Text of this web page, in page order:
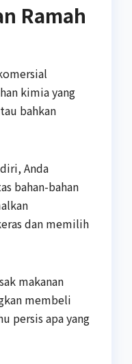
Ramah
kimia yang
bahkan
Anda
bahan-bahan
dan memilih
makanan
membeli
persis apa yang